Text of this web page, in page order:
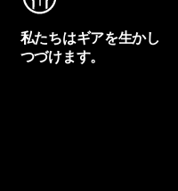
私たちはギアを生かし
つづけます。